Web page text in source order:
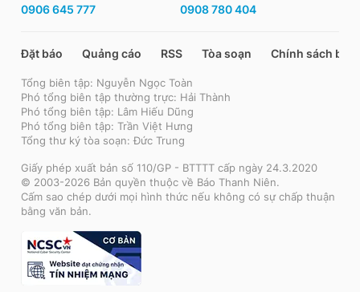
0906 645 777 0908 780 404
Đặt báo Quảng cáo RSS Tòa soạn Chính sách bảo
Tổng biên tập: Nguyễn Ngọc Toàn
Phó tổng biên tập thường trực: Hải Thành
Phó tổng biên tập: Lâm Hiếu Dũng
Phó tổng biên tập: Trần Việt Hưng
Tổng thư ký tòa soạn: Đức Trung
Giấy phép xuất bản số 110/GP - BTTTT cấp ngày 24.3.2020
© 2003-2026 Bản quyền thuộc về Báo Thanh Niên.
Cấm sao chép dưới mọi hình thức nếu không có sự chấp thuận
bằng văn bản.